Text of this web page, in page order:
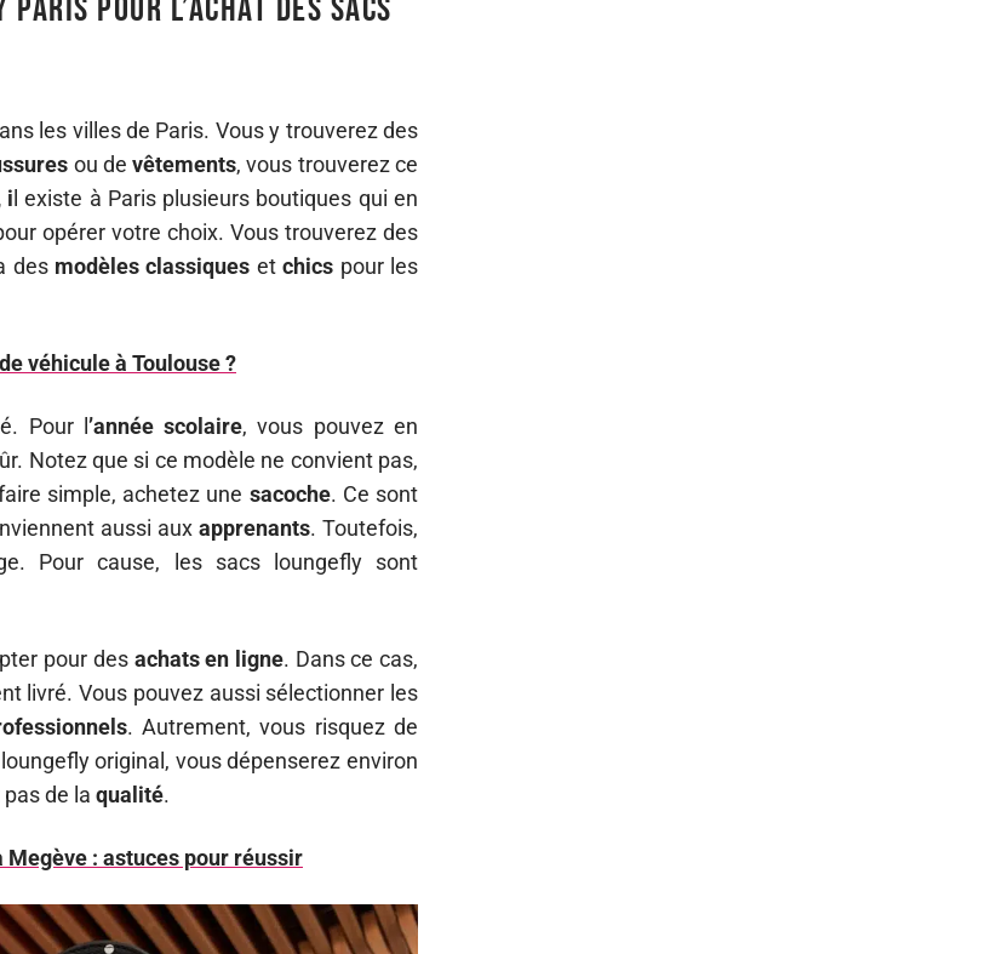
pour l’achat des sacs
les villes de Paris. Vous y trouverez des
ou devêtements, vous trouverez ce
i l existe à Paris plusieurs boutiques qui en
opérer votre choix. Vous trouverez des
des modèles classiques etchics pour les
véhicule à Toulouse ?
Pour l ’année scolaire, vous pouvez en
Notez que si ce modèle ne convient pas,
simple, achetez une sacoche. Ce sont
aussi aux apprenants. Toutefois,
Pour cause, les sacs loungefly sont
pour des achats en ligne. Dans ce cas,
livré. Vous pouvez aussi sélectionner les
. Autrement, vous risquez de
original, vous dépenserez environ
de la qualité.
: astuces pour réussir